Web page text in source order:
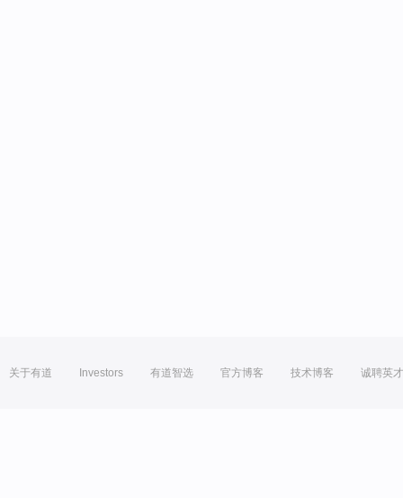
关于有道 Investors 有道智选 官方博客 技术博客 诚聘英才